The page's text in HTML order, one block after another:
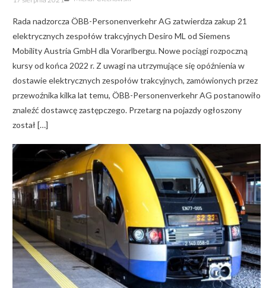
on
Rada nadzorcza ÖBB-Personenverkehr AG zatwierdza zakup 21
elektrycznych zespołów trakcyjnych Desiro ML od Siemens
Mobility Austria GmbH dla Vorarlbergu. Nowe pociągi rozpoczną
kursy od końca 2022 r. Z uwagi na utrzymujące się opóźnienia w
dostawie elektrycznych zespołów trakcyjnych, zamówionych przez
przewoźnika kilka lat temu, ÖBB-Personenverkehr AG postanowiło
znaleźć dostawcę zastępczego. Przetarg na pojazdy ogłoszony
został […]